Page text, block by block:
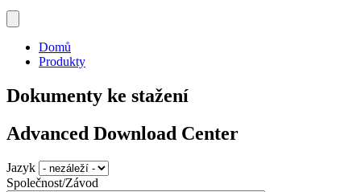
Domů
Produkty
Dokumenty ke stažení
Advanced Download Center
Jazyk
Společnost/Závod